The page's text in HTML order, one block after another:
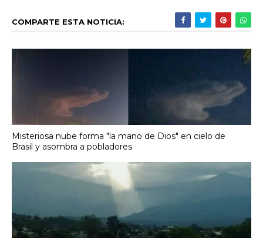
COMPARTE ESTA NOTICIA:
Misteriosa nube forma "la mano de Dios" en cielo de
Brasil y asombra a pobladores